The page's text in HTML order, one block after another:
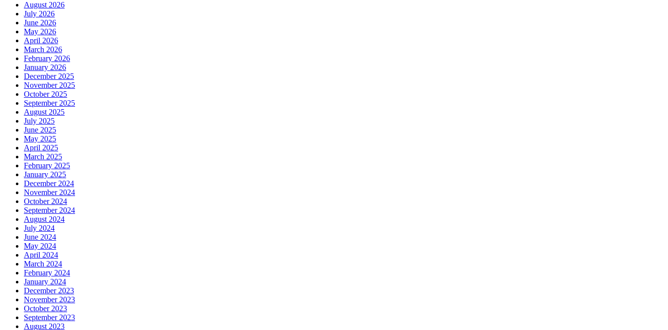
August 2026
July 2026
June 2026
May 2026
April 2026
March 2026
February 2026
January 2026
December 2025
November 2025
October 2025
September 2025
August 2025
July 2025
June 2025
May 2025
April 2025
March 2025
February 2025
January 2025
December 2024
November 2024
October 2024
September 2024
August 2024
July 2024
June 2024
May 2024
April 2024
March 2024
February 2024
January 2024
December 2023
November 2023
October 2023
September 2023
August 2023